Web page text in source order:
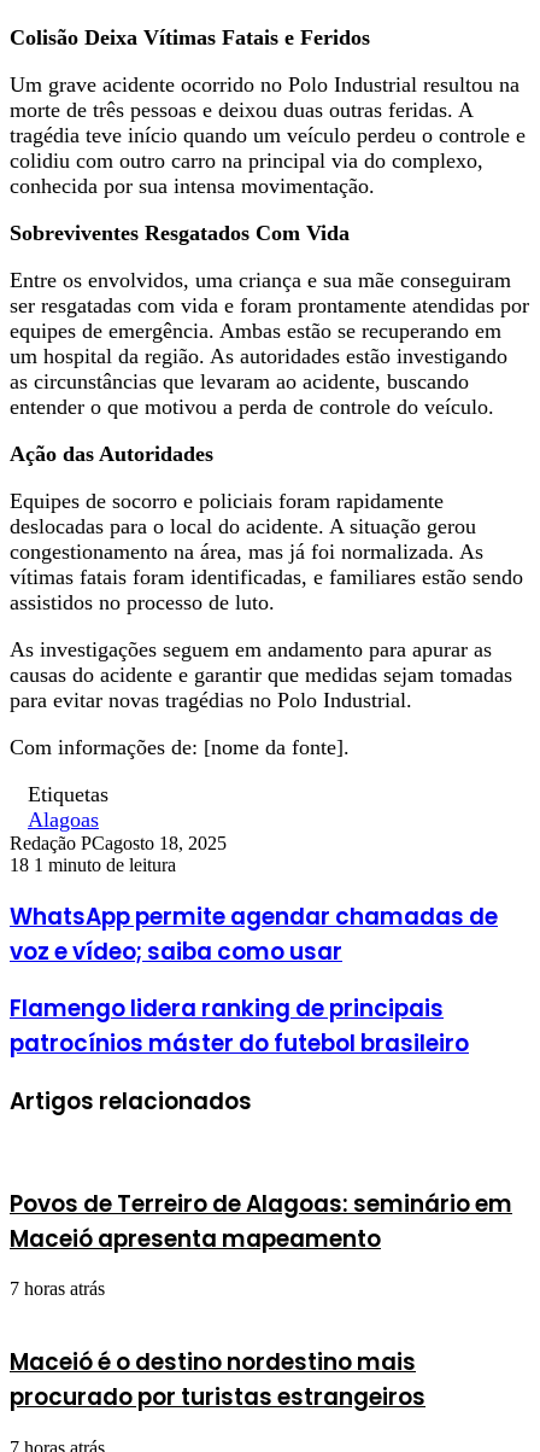
Colisão Deixa Vítimas Fatais e Feridos
Um grave acidente ocorrido no Polo Industrial resultou na
morte de três pessoas e deixou duas outras feridas. A
tragédia teve início quando um veículo perdeu o controle e
colidiu com outro carro na principal via do complexo,
conhecida por sua intensa movimentação.
Sobreviventes Resgatados Com Vida
Entre os envolvidos, uma criança e sua mãe conseguiram
ser resgatadas com vida e foram prontamente atendidas por
equipes de emergência. Ambas estão se recuperando em
um hospital da região. As autoridades estão investigando
as circunstâncias que levaram ao acidente, buscando
entender o que motivou a perda de controle do veículo.
Ação das Autoridades
Equipes de socorro e policiais foram rapidamente
deslocadas para o local do acidente. A situação gerou
congestionamento na área, mas já foi normalizada. As
vítimas fatais foram identificadas, e familiares estão sendo
assistidos no processo de luto.
As investigações seguem em andamento para apurar as
causas do acidente e garantir que medidas sejam tomadas
para evitar novas tragédias no Polo Industrial.
Com informações de: [nome da fonte].
Etiquetas
Alagoas
Redação PCagosto 18, 2025
18 1 minuto de leitura
WhatsApp permite agendar chamadas de
voz e vídeo; saiba como usar
Flamengo lidera ranking de principais
patrocínios máster do futebol brasileiro
Artigos relacionados
Povos de Terreiro de Alagoas: seminário em
Maceió apresenta mapeamento
7 horas atrás
Maceió é o destino nordestino mais
procurado por turistas estrangeiros
7 horas atrás